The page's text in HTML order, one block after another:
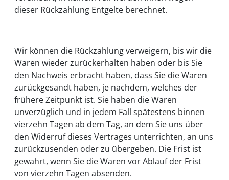
dieser Rückzahlung Entgelte berechnet.
Wir können die Rückzahlung verweigern, bis wir die
Waren wieder zurückerhalten haben oder bis Sie
den Nachweis erbracht haben, dass Sie die Waren
zurückgesandt haben, je nachdem, welches der
frühere Zeitpunkt ist. Sie haben die Waren
unverzüglich und in jedem Fall spätestens binnen
vierzehn Tagen ab dem Tag, an dem Sie uns über
den Widerruf dieses Vertrages unterrichten, an uns
zurückzusenden oder zu übergeben. Die Frist ist
gewahrt, wenn Sie die Waren vor Ablauf der Frist
von vierzehn Tagen absenden.